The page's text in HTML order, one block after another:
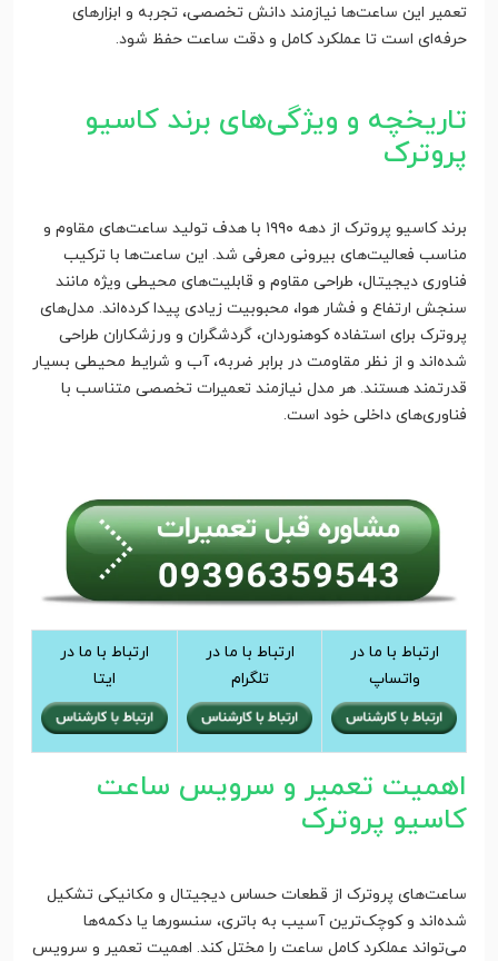
تعمیر این ساعت‌ها نیازمند دانش تخصصی، تجربه و ابزارهای
حرفه‌ای است تا عملکرد کامل و دقت ساعت حفظ شود.
تاریخچه و ویژگی‌های برند کاسیو
پروترک
برند کاسیو پروترک از دهه ۱۹۹۰ با هدف تولید ساعت‌های مقاوم و
مناسب فعالیت‌های بیرونی معرفی شد. این ساعت‌ها با ترکیب
فناوری دیجیتال، طراحی مقاوم و قابلیت‌های محیطی ویژه مانند
سنجش ارتفاع و فشار هوا، محبوبیت زیادی پیدا کرده‌اند. مدل‌های
پروترک برای استفاده کوهنوردان، گردشگران و ورزشکاران طراحی
شده‌اند و از نظر مقاومت در برابر ضربه، آب و شرایط محیطی بسیار
قدرتمند هستند. هر مدل نیازمند تعمیرات تخصصی متناسب با
فناوری‌های داخلی خود است.
ارتباط با ما در
واتساپ
ارتباط با ما در
تلگرام
ارتباط با ما در
ایتا
اهمیت تعمیر و سرویس ساعت
کاسیو پروترک
ساعت‌های پروترک از قطعات حساس دیجیتال و مکانیکی تشکیل
شده‌اند و کوچک‌ترین آسیب به باتری، سنسورها یا دکمه‌ها
می‌تواند عملکرد کامل ساعت را مختل کند. اهمیت تعمیر و سرویس